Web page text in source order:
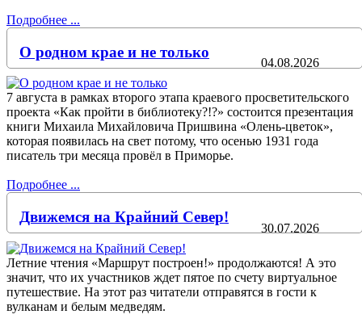
Подробнее ...
О родном крае и не только
04.08.2026
7 августа в рамках второго этапа краевого просветительского
проекта «Как пройти в библиотеку?!?» состоится презентация
книги Михаила Михайловича Пришвина «Олень-цветок»,
которая появилась на свет потому, что осенью 1931 года
писатель три месяца провёл в Приморье.
Подробнее ...
Движемся на Крайний Север!
30.07.2026
Летние чтения «Маршрут построен!» продолжаются! А это
значит, что их участников ждет пятое по счету виртуальное
путешествие. На этот раз читатели отправятся в гости к
вулканам и белым медведям.